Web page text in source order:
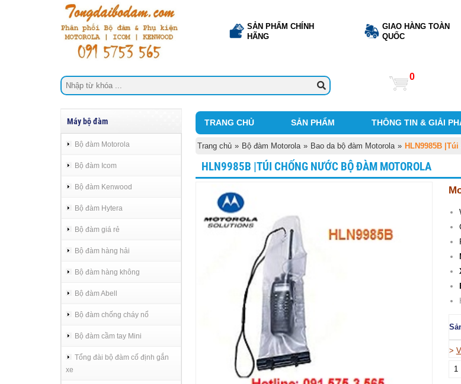
SẢN PHẨM CHÍNH
HÃNG
GIAO HÀNG TOÀN
QUỐC
0
Máy bộ đàm
Bộ đàm Motorola
Bộ đàm Icom
Bộ đàm Kenwood
Bộ đàm Hytera
Bộ đàm giá rẻ
Bộ đàm hàng hải
Bộ đàm hàng không
Bộ đàm Abell
Bộ đàm chống cháy nổ
Bộ đàm cầm tay Mini
Tổng đài bộ đàm cố định gắn
xe
TRANG CHỦ SẢN PHẨM THÔNG TIN & GIẢI
Trang chủ » Bộ đàm Motorola » Bao da bộ đàm Motorola » HLN9985B
HLN9985B |TÚI CHỐNG NƯỚC BỘ ĐÀM MOTOROLA
>